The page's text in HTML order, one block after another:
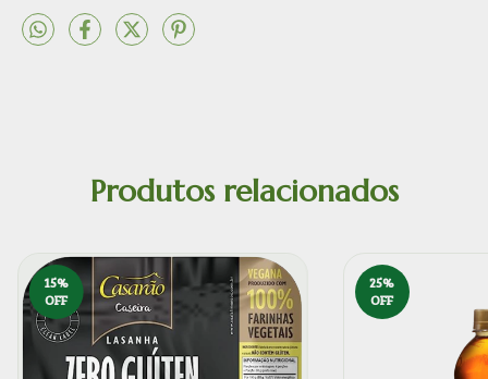
Produtos relacionados
15%
OFF
25%
OFF